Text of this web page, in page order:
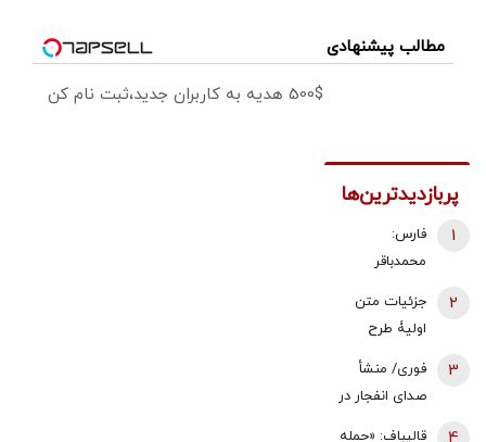
مطالب پیشنهادی
500$ هدیه به کاربران جدید،ثبت نام کن
پربازدیدترین‌ها
فارس:
محمدباقر
داد/ محسن
شورای عالی
امنیت ملی شد
1
جزئیات متن
اولیۀ طرح
2
فوری/ منشأ
صدای انفجار در
3
قالیباف: «حمله